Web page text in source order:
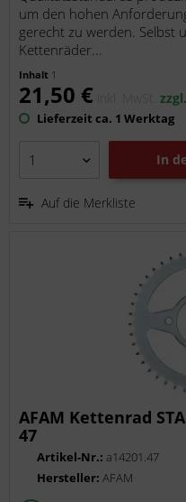
um den hohen
gerecht zu werden. Selbst
Kettenräder...
Inhalt 1
21,50 € inkl. MwSt.
Lieferzeit ca. 1 Werktag
In
Auf die Merkliste
AFAM Kettenrad
47
Artikel-Nr.: a14201.47
Hersteller:AFAM